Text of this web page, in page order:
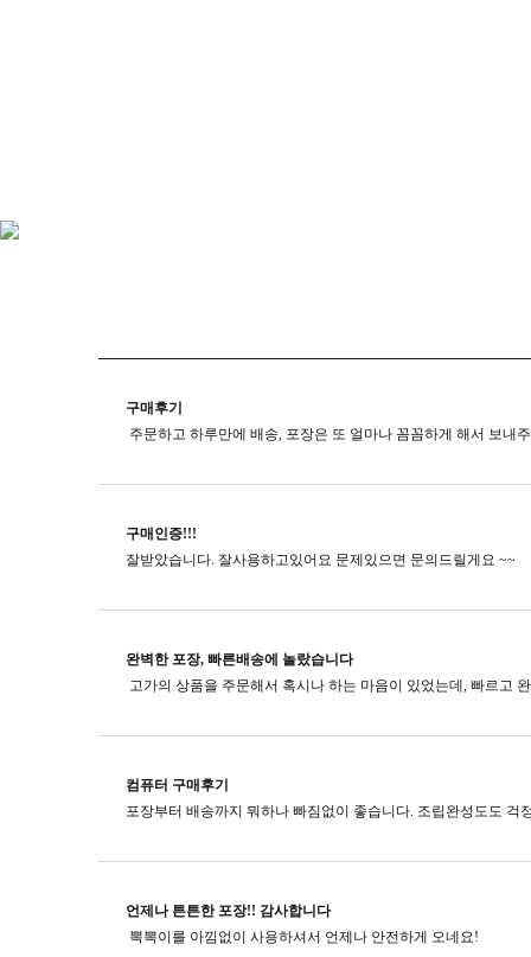
구매후기
구매인증!!!
잘받았습니다. 잘사용하고있어요 문제있으면 문의드릴게요 ~~
완벽한 포장, 빠른배송에 놀랐습니다
컴퓨터 구매후기
포장부터 배송까지 뭐하나 빠짐없이 좋습니다. 조립완성도도 걱
언제나 튼튼한 포장!! 감사합니다
뽁뽁이를 아낌없이 사용하셔서 언제나 안전하게 오네요!